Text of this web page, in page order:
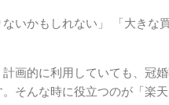
いかもしれない」 「大きな
画的に利用していても、冠
そんな時に役立つのが「楽